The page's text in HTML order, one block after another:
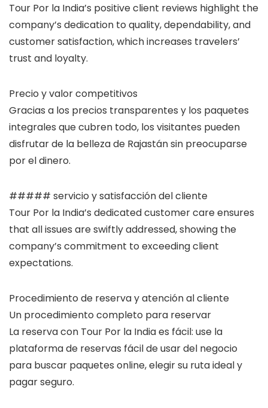
Tour Por la India’s positive client reviews highlight the
company’s dedication to quality, dependability, and
customer satisfaction, which increases travelers’
trust and loyalty.
Precio y valor competitivos
Gracias a los precios transparentes y los paquetes
integrales que cubren todo, los visitantes pueden
disfrutar de la belleza de Rajastán sin preocuparse
por el dinero.
##### servicio y satisfacción del cliente
Tour Por la India’s dedicated customer care ensures
that all issues are swiftly addressed, showing the
company’s commitment to exceeding client
expectations.
Procedimiento de reserva y atención al cliente
Un procedimiento completo para reservar
La reserva con Tour Por la India es fácil: use la
plataforma de reservas fácil de usar del negocio
para buscar paquetes online, elegir su ruta ideal y
pagar seguro.